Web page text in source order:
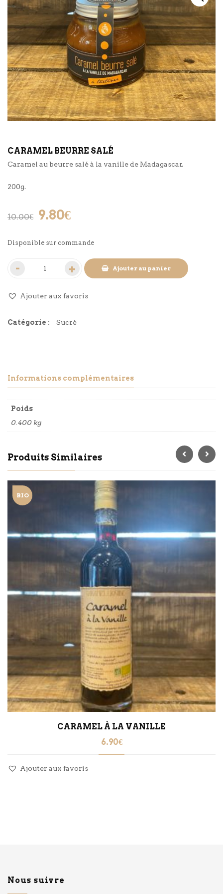
CARAMEL BEURRE SALÉ
Caramel au beurre salé à la vanille de Madagascar.
200g.
10.00€ Le
prix
initial
9.80€Le
prix
actuel
Disponible sur commande
Ajouter au panier
Ajouter aux favoris
Catégorie : Sucré
Informations complémentaires
Poids
0.400 kg
Produits Similaires
BIO
CARAMEL À LA VANILLE
6.90€
Ajouter aux favoris
Nous suivre